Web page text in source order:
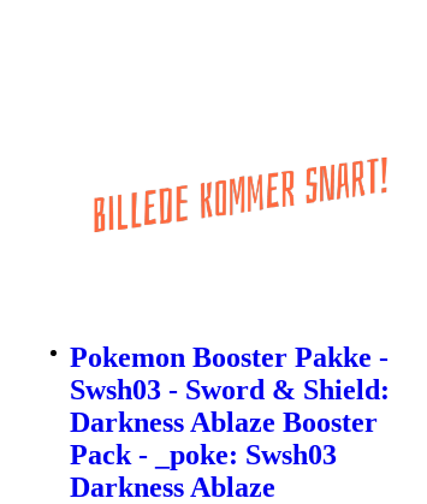
Pokemon Booster Pakke -
Swsh03 - Sword & Shield:
Darkness Ablaze Booster
Pack - _poke: Swsh03
Darkness Ablaze